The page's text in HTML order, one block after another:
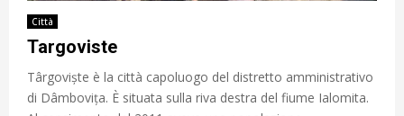
Città
Targoviste
Târgoviște è la città capoluogo del distretto amministrativo
di Dâmbovița. È situata sulla riva destra del fiume Ialomita.